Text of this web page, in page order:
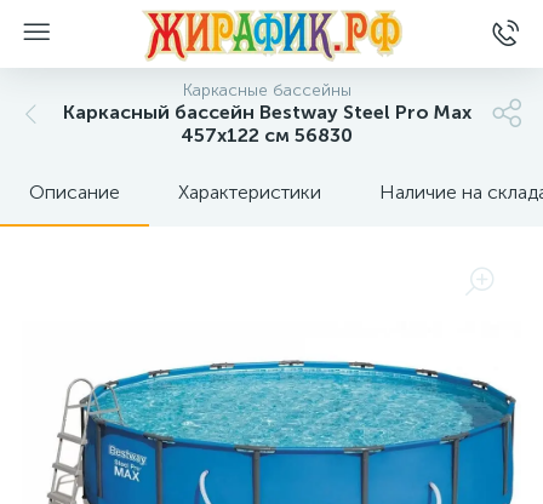
Каркасные бассейны
Каркасный бассейн Bestway Steel Pro Max
457x122 см 56830
Описание Характеристики Наличие на